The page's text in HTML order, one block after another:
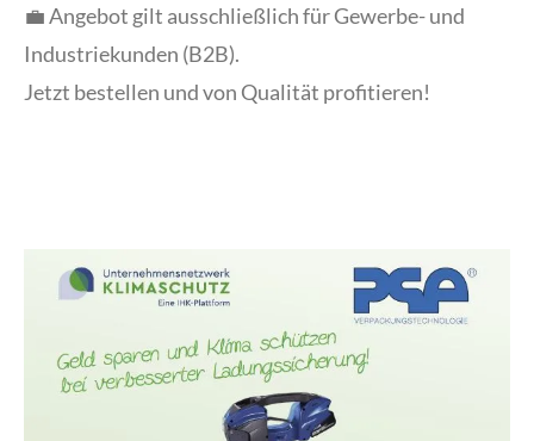
💼 Angebot gilt ausschließlich für Gewerbe- und
Industriekunden (B2B).
Jetzt bestellen und von Qualität profitieren!